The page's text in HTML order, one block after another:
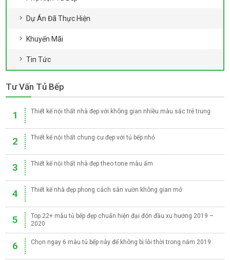
Dự Án Đã Thực Hiện
Khuyến Mãi
Tin Tức
Tư Vấn Tủ Bếp
1 Thiết kế nội thất nhà đẹp với không gian nhiều màu sắc trẻ trung
2 Thiết kế nội thất chung cư đẹp với tủ bếp nhỏ
3 Thiết kế nội thất nhà đẹp theo tone màu ấm
4 Thiết kế nhà đẹp phong cách sân vườn không gian mở
5
Top 22+ mẫu tủ bếp đẹp chuẩn hiện đại đón đầu xu hướng 2019 –
2020
6 Chọn ngay 6 màu tủ bếp này để không bị lỗi thời trong năm 2019